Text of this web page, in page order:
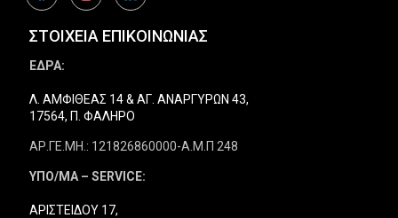
ΣΤΟΙΧΕΙΑ ΕΠΙΚΟΙΝΩΝΙΑΣ
ΕΔΡΑ:
Λ. ΑΜΦΙΘΕΑΣ 14 & ΑΓ. ΑΝΑΡΓΥΡΩΝ 43,
17564, Π. ΦΑΛΗΡΟ
ΑΡ.ΓΕ.ΜΗ.: 121826860000-Α.Μ.Π 248
ΥΠΟ/ΜΑ – SERVICE:
ΑΡΙΣΤΕΙΔΟΥ 17,